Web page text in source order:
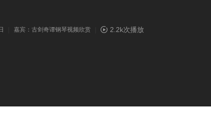
嘉宾：古剑奇谭钢琴视频欣赏 2.2k次播放